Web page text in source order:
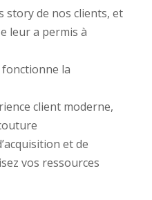
story de nos clients, et
leur a permis à
la
client moderne,
et de
vos ressources